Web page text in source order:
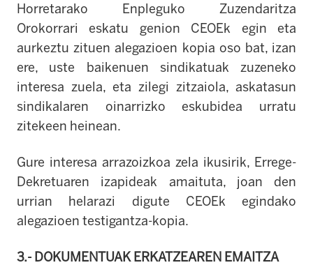
Horretarako Enpleguko Zuzendaritza
Orokorrari eskatu genion CEOEk egin eta
aurkeztu zituen alegazioen kopia oso bat, izan
ere, uste baikenuen sindikatuak zuzeneko
interesa zuela, eta zilegi zitzaiola, askatasun
sindikalaren oinarrizko eskubidea urratu
zitekeen heinean.
Gure interesa arrazoizkoa zela ikusirik, Errege-
Dekretuaren izapideak amaituta, joan den
urrian helarazi digute CEOEk egindako
alegazioen testigantza-kopia.
3.- DOKUMENTUAK ERKATZEAREN EMAITZA